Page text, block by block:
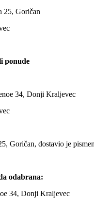
25, Goričan
ponude
34, Donji Kraljevec
Goričan, dostavio je
odabrana:
34, Donji Kraljevec